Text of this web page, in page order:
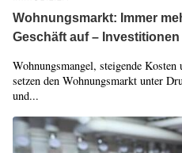
Wohnungsmarkt: Immer
Geschäft auf –
Wohnungsmangel, steigende Kosten
setzen den Wohnungsmarkt unter
und...